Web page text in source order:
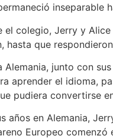
inseparable
el colegio, Jerry y
hasta que
Alemania, junto con
aprender el idioma,
pudiera convertirse
años en Alemania,
Europeo